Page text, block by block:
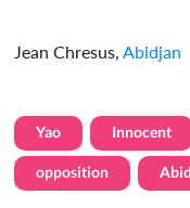
Jean Chresus, Abidjan
Yao Innocent
opposition